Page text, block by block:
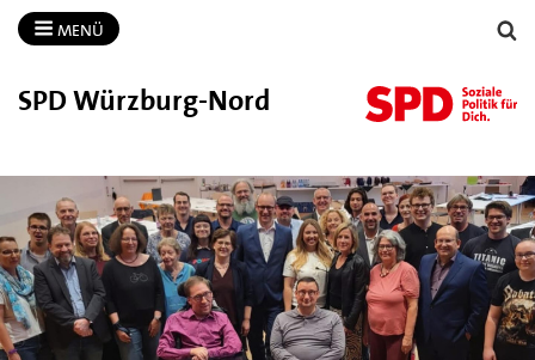
MENÜ
SPD Würzburg-​Nord